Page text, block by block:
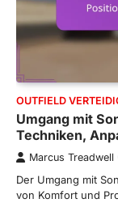
OUTFIELD
Umgang mit
Techniken,
Marcus Treadwell
Der Umgang mit
von Komfort und